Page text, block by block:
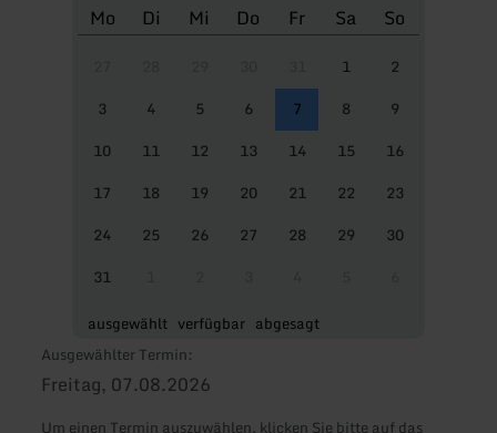
Mo Di Mi Do Fr Sa So
1
2
3
4 5 6 7 8
9
10
11 12 13 14 15
16
17
18 19 20 21 22
23
24
25 26 27 28 29
30
31
ausgewählt verfügbar abgesagt
Ausgewählter Termin:
Freitag, 07.08.2026
Um einen Termin auszuwählen, klicken Sie bitte auf das